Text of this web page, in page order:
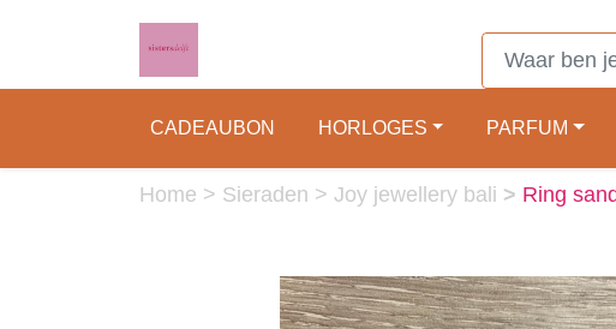
CADEAUBON HORLOGES PARFUM
Home > Sieraden > Joy jewellery bali > Ring